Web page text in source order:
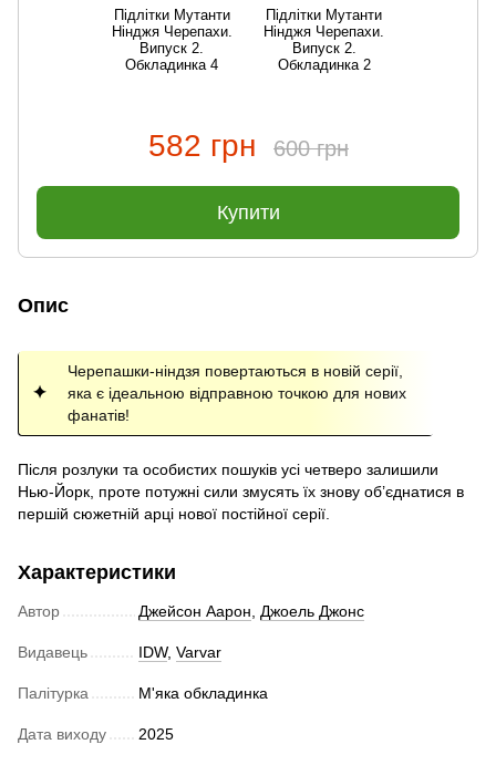
Підлітки Мутанти
Нінджя Черепахи.
Випуск 2.
Обкладинка 4
Підлітки Мутанти
Нінджя Черепахи.
Випуск 2.
Обкладинка 2
582 грн 600 грн
Купити
Опис
Черепашки-ніндзя повертаються в новій серії,
яка є ідеальною відправною точкою для нових
фанатів!
Після розлуки та особистих пошуків усі четверо залишили
Нью-Йорк, проте потужні сили змусять їх знову об’єднатися в
першій сюжетній арці нової постійної серії.
Характеристики
Автор Джейсон Аарон, Джоель Джонс
Видавець IDW, Varvar
Палітурка М'яка обкладинка
Дата виходу 2025